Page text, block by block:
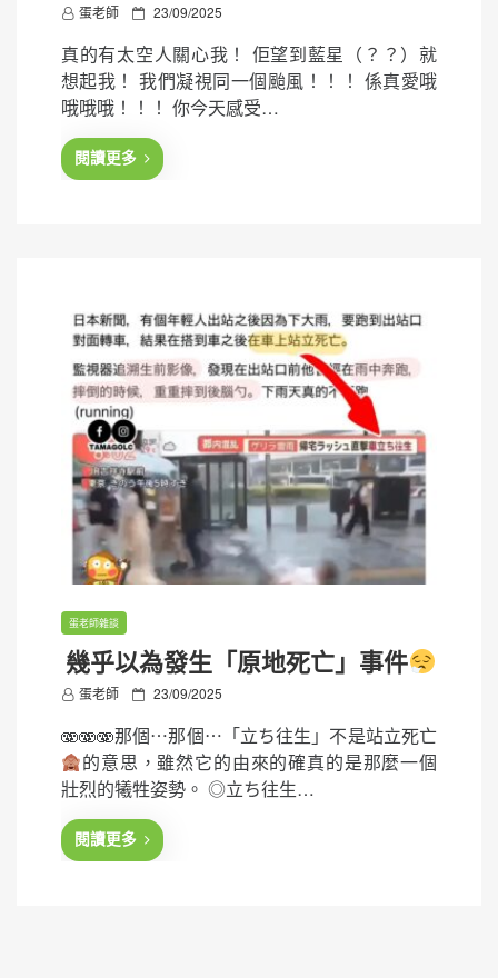
蛋老師
P
s
t
d
23/09/2025
真的有太空人關心我！ 佢望到藍星（？？）就
想起我！ 我們凝視同一個颱風！！！ 係真愛哦
哦哦哦！！！ 你今天感受…
閱讀更多
蛋老師雜談
幾乎以為發生「原地死亡」事件
蛋老師
P
s
t
e
d
23/09/2025
🫨🫨🫨那個⋯那個⋯「立ち往生」不是站立死亡
的意思，雖然它的由來的確真的是那麼一個
壯烈的犧牲姿勢。 ◎立ち往生…
閱讀更多